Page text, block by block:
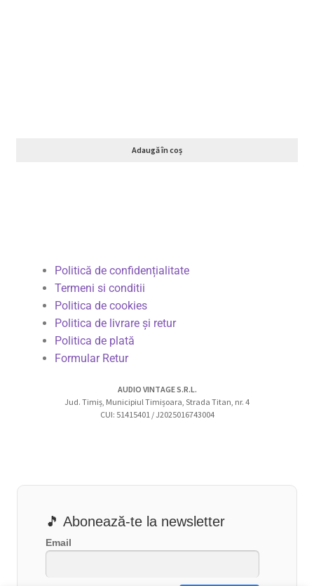
Adaugă în coș
Politică de confidențialitate
Termeni si conditii
Politica de cookies
Politica de livrare și retur
Politica de plată
Formular Retur
AUDIO VINTAGE S.R.L.
Jud. Timiș, Municipiul Timișoara, Strada Titan, nr. 4
CUI: 51415401 / J2025016743004
🎵 Abonează-te la newsletter
Email